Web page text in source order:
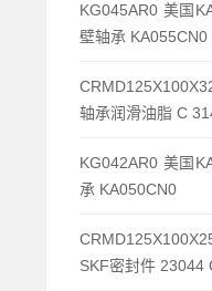
KG045AR0 美国
壁轴承 KA055CN0
轴承润滑油脂 C
KG042AR0 美国
承 KA050CN0
SKF密封件 23044